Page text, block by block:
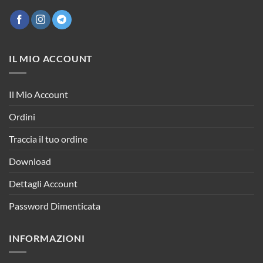
IL MIO ACCOUNT
Il Mio Account
Ordini
Traccia il tuo ordine
Download
Dettagli Account
Password Dimenticata
INFORMAZIONI